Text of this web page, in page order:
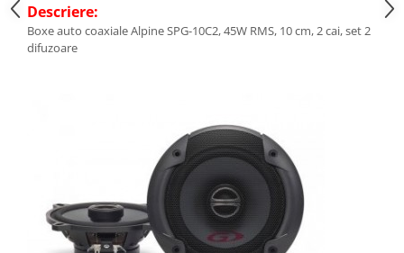
Descriere:
Boxe auto coaxiale Alpine SPG-10C2, 45W RMS, 10 cm, 2 cai, set 2
difuzoare